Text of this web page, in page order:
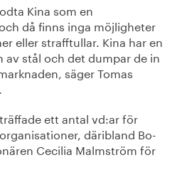
Kina som en
då finns inga möjligheter
eller strafftullar. Kina har en
stål och det dumpar de in
säger Tomas
ett antal vd:ar för
däribland Bo-
Cecilia Malmström för